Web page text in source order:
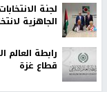
الجاهزية
رابطة
قطاع غزة